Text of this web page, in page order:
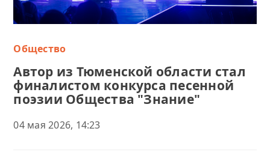
Общество
Автор из Тюменской области стал
финалистом конкурса песенной
поэзии Общества "Знание"
04 мая 2026, 14:23